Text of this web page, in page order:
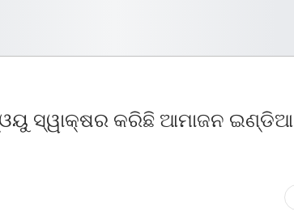
ସ୍ୱାକ୍ଷର କରିଛି ଆମାଜନ ଇଣ୍ଡିଆ